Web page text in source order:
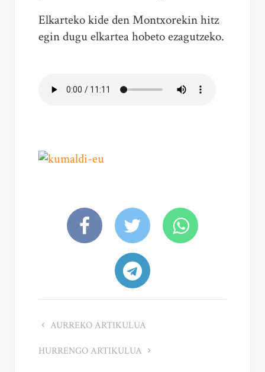
Elkarteko kide den Montxorekin hitz
egin dugu elkartea hobeto ezagutzeko.
AURREKO ARTIKULUA
HURRENGO ARTIKULUA